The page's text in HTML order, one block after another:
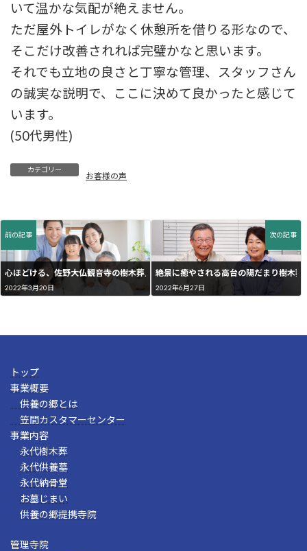
いて温かな気配が絶えません。
ただ屋外トイレがなく休憩所を借りる形なので、
そこだけ改善されれば完璧かなと思います。
それでも立地の良さと丁寧な管理、スタッフさん
の誠実な説明で、ここに決めて良かったと感じて
います。
(50代男性)
カテゴリー
お客様の声
前の記事
心ほどける、佐野大仏観音寺の樹木葬見学に行きました。
2022年3月20日
次の記事
絶景に癒やされる高台の陽だまり樹木葬
2022年6月27日
トップ
事業概要
供養の郷とは
笠間カスタマーセンター
事業内容
永代樹木葬
永代供養墓
永代納骨堂
お墓じまい
供養の郷提携寺院
管理寺院